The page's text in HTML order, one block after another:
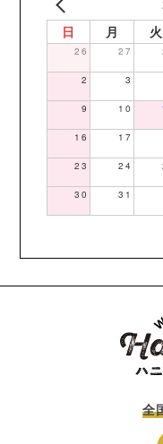
日 月 火
26 27
2 3
9 10
16 17
23 24
30 31
全